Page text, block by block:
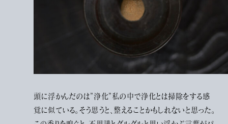
頭に浮かんだのは”浄化”私の中で浄化とは掃除をする感
覚に似ている。そう思うと、整えることかもしれないと思った。